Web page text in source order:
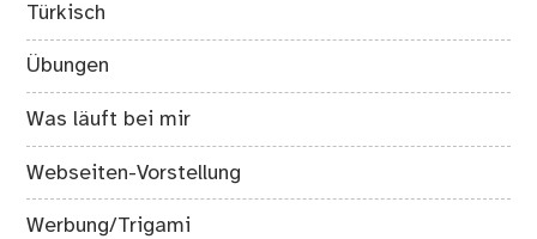
Türkisch
Übungen
Was läuft bei mir
Webseiten-Vorstellung
Werbung/Trigami